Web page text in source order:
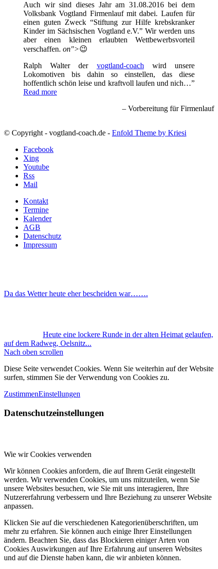
Auch wir sind dieses Jahr am 31.08.2016 bei dem
Volksbank Vogtland Firmenlauf mit dabei. Laufen für
einen guten Zweck “Stiftung zur Hilfe krebskranker
Kinder im Sächsischen Vogtland e.V.” Wir werden uns
aber einen kleinen erlaubten Wettbewerbsvorteil
verschaffen. on">😉
Ralph Walter der vogtland-coach wird unsere
Lokomotiven bis dahin so einstellen, das diese
hoffentlich schön leise und kraftvoll laufen und nich…
Read more
Vorbereitung für Firmenlauf
© Copyright - vogtland-coach.de - Enfold Theme by Kriesi
Facebook
Xing
Youtube
Rss
Mail
Kontakt
Termine
Kalender
AGB
Datenschutz
Impressum
Da das Wetter heute eher bescheiden war…….
Heute eine lockere Runde in der alten Heimat gelaufen,
auf dem Radweg, Oelsnitz...
Nach oben scrollen
Diese Seite verwendet Cookies. Wenn Sie weiterhin auf der Website
surfen, stimmen Sie der Verwendung von Cookies zu.
ZustimmenEinstellungen
Datenschutzeinstellungen
Wie wir Cookies verwenden
Wir können Cookies anfordern, die auf Ihrem Gerät eingestellt
werden. Wir verwenden Cookies, um uns mitzuteilen, wenn Sie
unsere Websites besuchen, wie Sie mit uns interagieren, Ihre
Nutzererfahrung verbessern und Ihre Beziehung zu unserer Website
anpassen.
Klicken Sie auf die verschiedenen Kategorienüberschriften, um
mehr zu erfahren. Sie können auch einige Ihrer Einstellungen
ändern. Beachten Sie, dass das Blockieren einiger Arten von
Cookies Auswirkungen auf Ihre Erfahrung auf unseren Websites
und auf die Dienste haben kann, die wir anbieten können.